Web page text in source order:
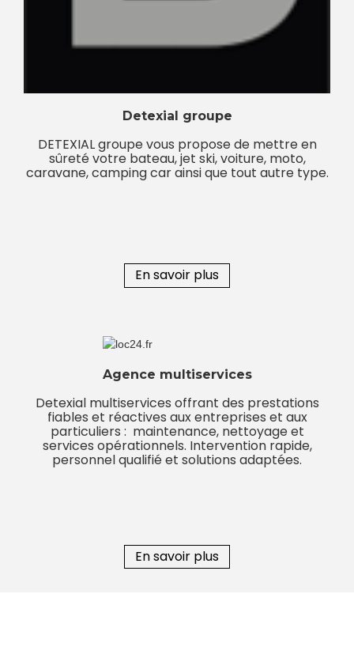
Detexial groupe
DETEXIAL groupe vous propose de mettre en
sûreté votre bateau, jet ski, voiture, moto,
caravane, camping car ainsi que tout autre type.
En savoir plus
Agence multiservices
Detexial multiservices offrant des prestations
fiables et réactives aux entreprises et aux
particuliers : maintenance, nettoyage et
services opérationnels. Intervention rapide,
personnel qualifié et solutions adaptées.
En savoir plus